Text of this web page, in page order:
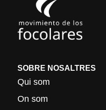
SOBRE NOSALTRES
Qui som
On som